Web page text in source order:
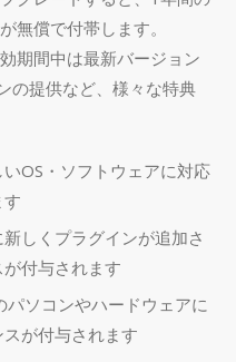
無償で付帯します。
期間中は最新バージョン
の提供など、様々な特典
いOS・ソフトウェアに対応
しくプラグインが追加さ
付与されます
パソコンやハードウェアに
が付与されます